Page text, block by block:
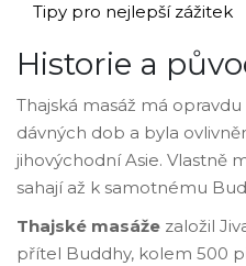
Tipy pro nejlepší zážitek
Historie a
Thajská masáž má
dávných dob a byla
jihovýchodní Asie. Vlastně
sahají až k samotnému
Thajské masáže založil
přítel Buddhy, kolem 500